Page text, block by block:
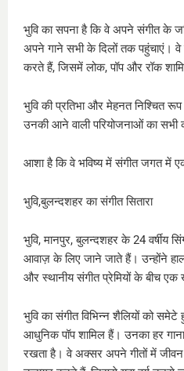
भुवि का सपना है कि वे अपने संगीत के
अपने गाने सभी के दिलों तक पहुंचाएं। वे
करते हैं, जिसमें लोक, पॉप और रॉक
भुवि की प्रतिभा और मेहनत निश्चित
उनकी आने वाली परियोजनाओं का सभी
आशा है कि वे भविष्य में संगीत जगत में
भुवि,बुलन्दशहर का संगीत सितारा
भुवि, मानपुर, बुलन्दशहर के 24 वर्षीय
आवाज़ के लिए जाने जाते हैं। उन्होंने
और स्थानीय संगीत प्रेमियों के बीच एक
भुवि का संगीत विभिन्न शैलियों को
आधुनिक पॉप शामिल हैं। उनका हर
रखता है। वे अक्सर अपने गीतों में